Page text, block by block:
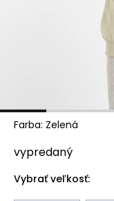
Farba: Zelená
vypredaný
Vybrať veľkosť: